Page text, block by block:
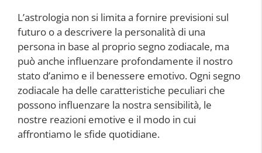
L’astrologia non si limita a fornire previsioni sul
futuro o a descrivere la personalità di una
persona in base al proprio segno zodiacale, ma
può anche influenzare profondamente il nostro
stato d’animo e il benessere emotivo. Ogni segno
zodiacale ha delle caratteristiche peculiari che
possono influenzare la nostra sensibilità, le
nostre reazioni emotive e il modo in cui
affrontiamo le sfide quotidiane.